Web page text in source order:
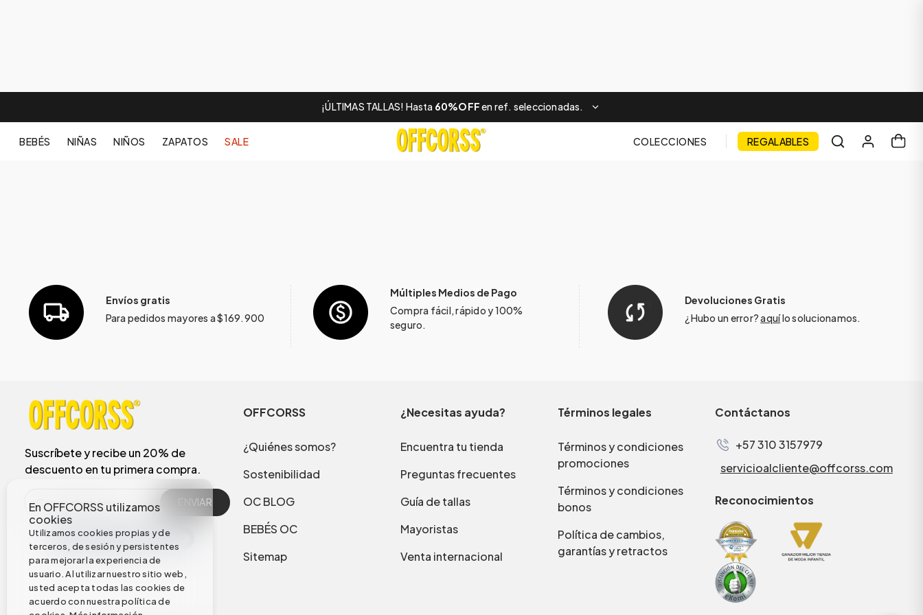
¡ÚLTIMAS TALLAS! Hasta 60%OFFen ref. seleccionadas.
BEBÉS NIÑAS NIÑOS ZAPATOS SALE COLECCIONES REGALABLES
En OFFCORSS utilizamos
cookies
Utilizamos cookies propias y de
terceros, de sesión y persistentes
para mejorar la experiencia de
usuario. Al utilizar nuestro sitio web,
usted acepta todas las cookies de
acuerdo con nuestra política de
Envíos gratis
Para pedidos mayores a $169.900
Múltiples Medios de Pago
Compra fácil, rápido y 100%
seguro.
Devoluciones Gratis
¿Hubo un error?aquílo solucionamos.
Suscríbete y recibe un 20% de
descuento en tu primera compra.
ENVIAR
OFFCORSS
¿Quiénes somos?
Sostenibilidad
OC BLOG
BEBÉS OC
Sitemap
¿Necesitas ayuda?
Encuentra tu tienda
Preguntas frecuentes
Guía de tallas
Mayoristas
Venta internacional
Términos legales
Términos y condiciones
promociones
Términos y condiciones
bonos
Política de cambios,
garantías y retractos
Contáctanos
+57 310 3157979
servicioalcliente@offcorss.com
Reconocimientos